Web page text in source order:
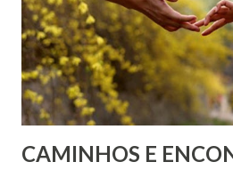
CAMINHOS E